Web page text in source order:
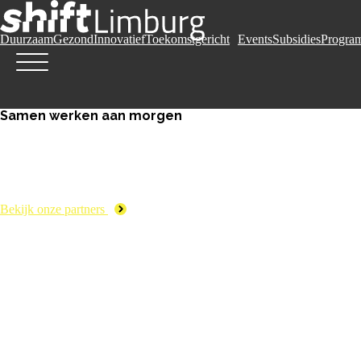
DuurzaamGezondInnovatiefToekomstgericht EventsSubsidies
Samen werken aan morgen
Bekijk onze partners